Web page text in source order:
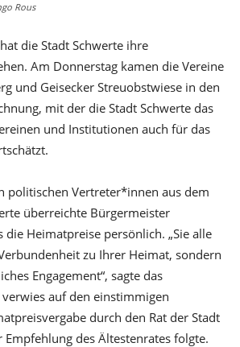
Rous
die Stadt Schwerte ihre
Am Donnerstag kamen die Vereine
und Geisecker Streuobstwiese in den
mit der die Stadt Schwerte das
und Institutionen auch für das
politischen Vertreter*innen aus dem
überreichte Bürgermeister
Heimatpreise persönlich. „Sie alle
zu Ihrer Heimat, sondern
Engagement“, sagte das
auf den einstimmigen
durch den Rat der Stadt
Empfehlung des Ältestenrates folgte.